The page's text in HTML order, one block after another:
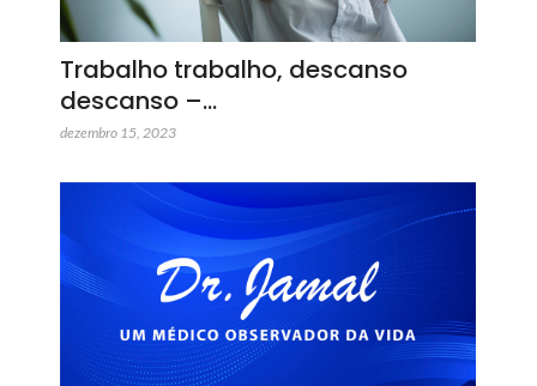
Trabalho trabalho, descanso
descanso –…
dezembro 15, 2023